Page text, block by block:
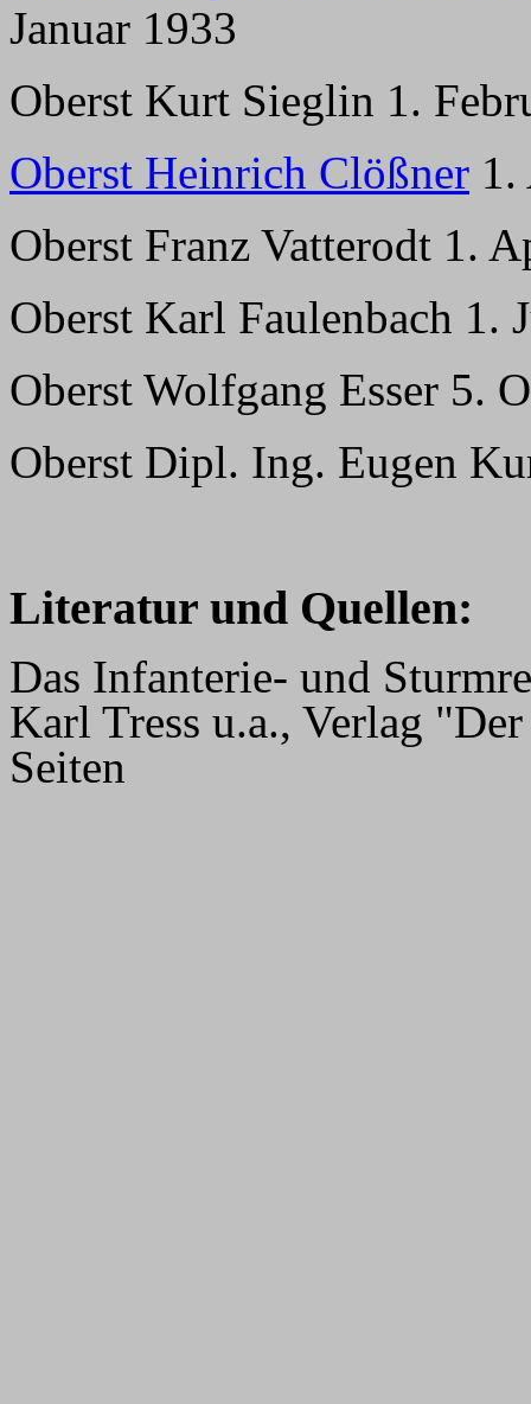
Januar 1933
Oberst Kurt Sieglin 1.
Oberst Heinrich Clößner 1.
Oberst Franz Vatterodt 1.
Oberst Karl Faulenbach 1.
Oberst Wolfgang Esser 5.
Oberst Dipl. Ing. Eugen
Literatur und Quellen:
Das Infanterie- und
Karl Tress u.a., Verlag
Seiten